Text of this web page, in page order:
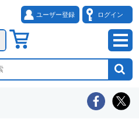
ユーザー登録 ログイン